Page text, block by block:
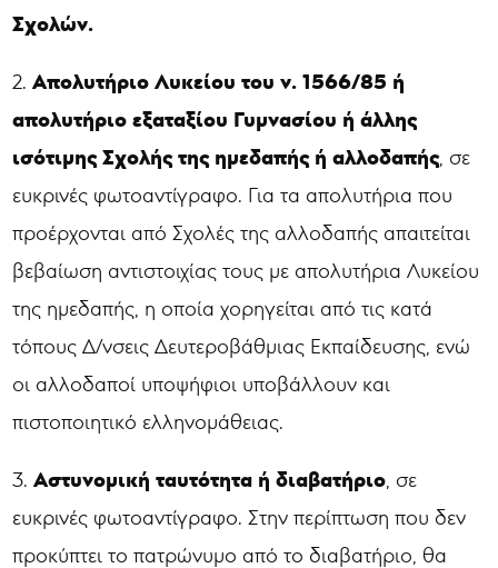
Σχολών.
2.Απολυτήριο Λυκείου του ν. 1566/85 ή
απολυτήριο εξαταξίου Γυμνασίου ή άλλης
ισότιμης Σχολής της ημεδαπής ή αλλοδαπής, σε
ευκρινές φωτοαντίγραφο. Για τα απολυτήρια που
προέρχονται από Σχολές της αλλοδαπής απαιτείται
βεβαίωση αντιστοιχίας τους με απολυτήρια Λυκείου
της ημεδαπής, η οποία χορηγείται από τις κατά
τόπους Δ/νσεις Δευτεροβάθμιας Εκπαίδευσης, ενώ
οι αλλοδαποί υποψήφιοι υποβάλλουν και
πιστοποιητικό ελληνομάθειας.
3.Αστυνομική ταυτότητα ή διαβατήριο , σε
ευκρινές φωτοαντίγραφο. Στην περίπτωση που δεν
προκύπτει το πατρώνυμο από το διαβατήριο, θα